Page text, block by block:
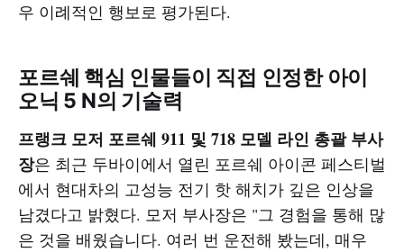
우 이례적인 행보로 평가된다.
포르쉐 핵심 인물들이 직접 인정한 아이
오닉 5 N의 기술력
프랭크 모저 포르쉐 911 및 718 모델 라인 총괄 부사
장은 최근 두바이에서 열린 포르쉐 아이콘 페스티벌
에서 현대차의 고성능 전기 핫 해치가 깊은 인상을
남겼다고 밝혔다. 모저 부사장은 "그 경험을 통해 많
은 것을 배웠습니다. 여러 번 운전해 봤는데, 매우